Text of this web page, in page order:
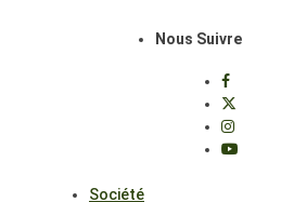
Nous Suivre
Société